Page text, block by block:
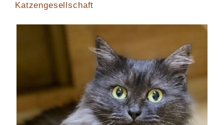
Katzengesellschaft